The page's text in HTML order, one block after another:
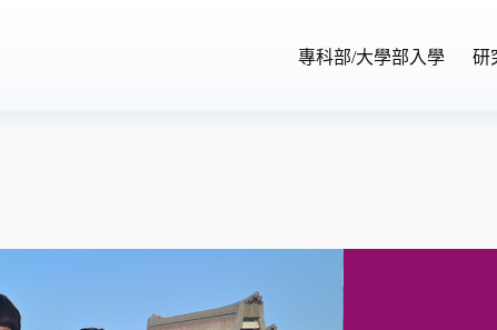
專科部/大學部入學 研